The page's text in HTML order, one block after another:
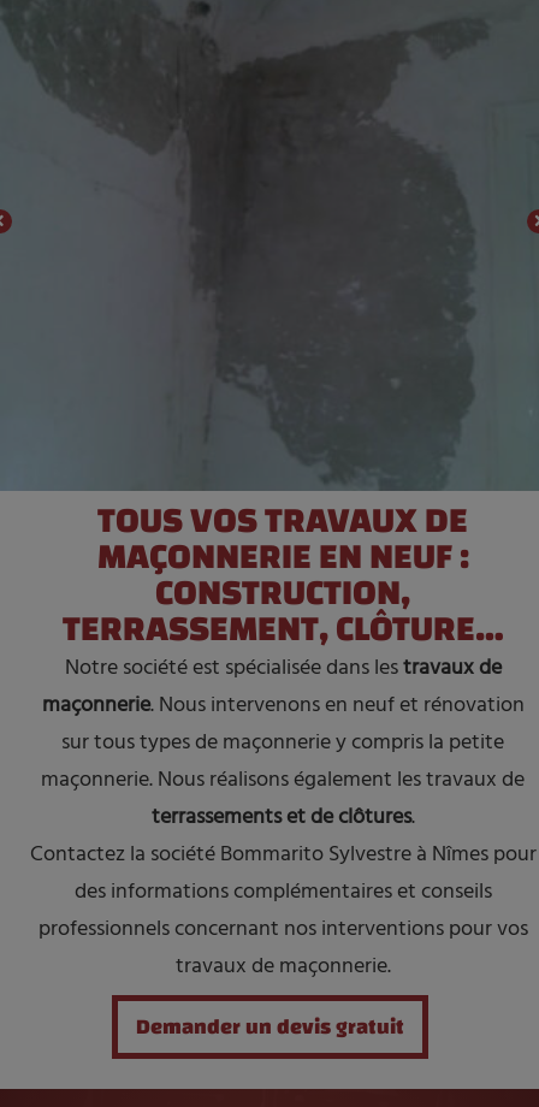
Demander à être rappelé
TOUS VOS TRAVAUX DE
MAÇONNERIE EN NEUF :
CONSTRUCTION,
TERRASSEMENT, CLÔTURE…
Notre société est spécialisée dans lestravaux de
maçonnerie. Nous intervenons en neuf et rénovation
sur tous types de maçonnerie y compris la petite
maçonnerie. Nous réalisons également les travaux de
terrassements et de clôtures.
Contactez la société Bommarito Sylvestre à Nîmes pour
des informations complémentaires et conseils
professionnels concernant nos interventions pour vos
travaux de maçonnerie.
Demander un devis gratuit